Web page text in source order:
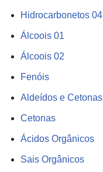
Hidrocarbonetos 04
Álcoois 01
Álcoois 02
Fenóis
Aldeídos e Cetonas
Cetonas
Ácidos Orgânicos
Sais Orgânicos